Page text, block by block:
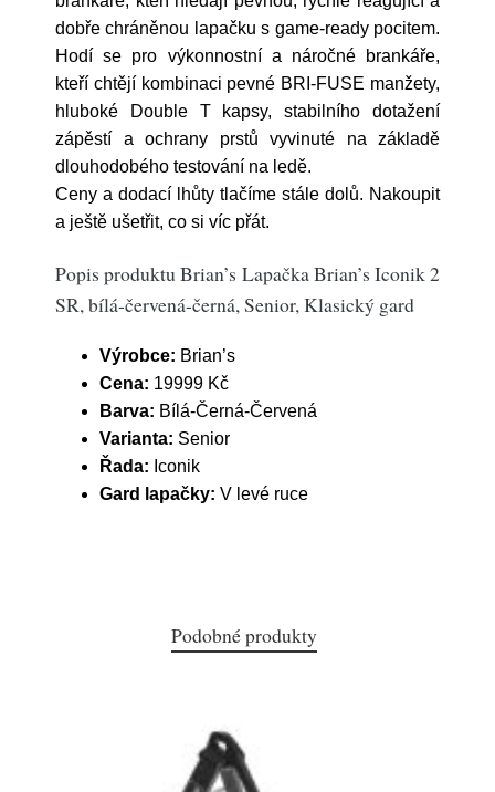
dobře chráněnou lapačku s game-ready pocitem.
Hodí se pro výkonnostní a náročné brankáře,
kteří chtějí kombinaci pevné BRI-FUSE manžety,
hluboké Double T kapsy, stabilního dotažení
zápěstí a ochrany prstů vyvinuté na základě
dlouhodobého testování na ledě.
Ceny a dodací lhůty tlačíme stále dolů. Nakoupit
a ještě ušetřit, co si víc přát.
Popis produktu Brian’s Lapačka Brian’s Iconik 2
SR, bílá-červená-černá, Senior, Klasický gard
Výrobce: Brian’s
Cena: 19999 Kč
Barva: Bílá-Černá-Červená
Varianta: Senior
Řada: Iconik
Gard lapačky: V levé ruce
Podobné produkty